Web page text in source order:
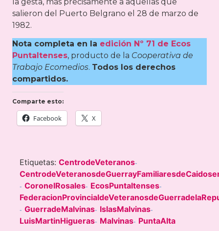
salieron del Puerto Belgrano el 28 de marzo de
1982.
Nota completa en la edición Nº 71 de Ecos
Puntaltenses, producto de la Cooperativa de
Trabajo Ecomedios. Todos los derechos
compartidos.
Comparte esto:
Facebook X
Etiquetas: CentrodeVeteranos-
- CoronelRosales- EcosPuntaltenses-
- GuerradeMalvinas- IslasMalvinas-
LuisMartinHigueras- Malvinas- PuntaAlta